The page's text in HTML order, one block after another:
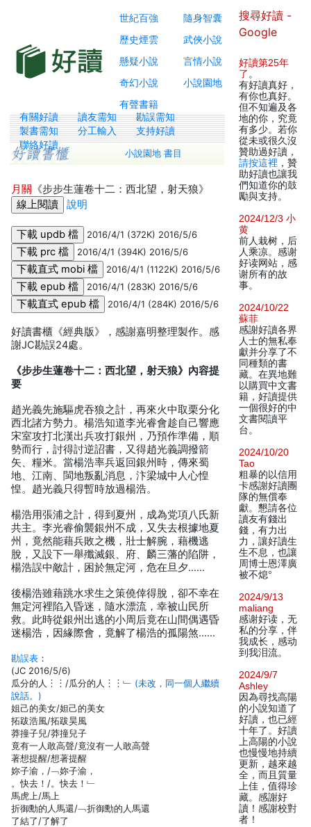
世紀百強
隨身智囊
歷史煙雲
武俠小說
懸疑小說
言情小說
奇幻小說
小說園地
有聲書籍
有關好讀 讀友需知
勘誤需知
製書需知
分工輸入
支持好讀
聯絡好讀
小說園地 書目
月關 《步步生蓮卷十二：西北望，射天狼》
說明
2016/4/1 (372K) 2016/5/6
2016/4/1 (394K) 2016/5/6
2016/4/1 (1122K) 2016/5/6
2016/4/1 (283K) 2016/5/6
2016/4/1 (284K) 2016/5/6
好讀書櫃《經典版》，感謝嘉明整理製作。感
謝JC勘誤24處。
《步步生蓮卷十二：西北望，射天狼》內容提
要
趙光義先施驅虎吞狼之計，再來火中取栗分化
西北諸方勢力。楊浩知道李光睿會趁自己響應
宋室攻打北漢出兵攻打銀州，乃預作準備，順
勢而行，討得討逆詔書，又得趙光義調撥箭
矢、糧米。當楊浩率兵返回銀州時，傳來蜀
地、江南、閩地叛亂消息，汴梁城中人心惶
惶。趙光義只得暫時放過楊浩。
楊浩用張浦之計，得到夏州，成為党項八氏新
共主。李光睿偷襲銀州不成，又失去根據地夏
州，竟然能藉兵敗之機，壯士解腕，藉機逃
脫，又設下一舉殲滅銀、府、麟三藩的陷阱，
楊浩誤中敵計，困於無定河，危在旦夕……
後楊浩雖藉跳水求生之策僥倖得脫，卻不幸在
無定河裡陷入昏迷，隨水漂流，幸被山民所
救。此時從銀州出逃的小周后竟在山間偶遇昏
迷楊浩，因緣際會，竟解了楊浩的孤陽煞……
勘誤表 ：
(JC 2016/5/6)
瓜分的人︙︙/瓜分的人︙︙﹂ (未改，同一個人繼續
說話。)
姐己的美女/妲己的美女
拓跋浩風/拓跋昊風
莽撞子兒/莽撞兒子
竟有一人敢高聲/竟沒有一人敢高聲
著想提醒/想著提醒
妳子渝，/﹁妳子渝，
。快去！/。快去！﹂
馬虎上/馬上
折御勳的人馬還/﹁折御勳的人馬還
了結了/了解了
搜尋好讀 -
Google
好讀第25年
了 。
有好讀真好，
有你也真好。
但不知遍及各
地的你，究竟
有多少。若你
從未或很久沒
贊助過好讀，
請按這裡 ，贊
助好讀也讓我
們知道你的鼓
勵與支持。
2024/12/3 小
黄
前人栽树，后
人乘凉。感谢
好读网站，感
谢所有的故
事。
2024/10/22
蘇菲
感謝好讀各界
人士的無私奉
獻并分享了不
同種類的書
藏。在異地難
以購買中文書
籍，好讀提供
一個很好的中
文書閱讀平
台。
2024/10/20
Tao
粗暴的以信用
卡感謝好讀團
隊的無償奉
獻。懇請各位
讀友有錢出
錢，有力出
力，讓好讀生
生不息，也讓
周博士恩澤廣
被不熄°
2024/9/13
maliang
感谢好读，无
私的分享，伴
我成长，感动
到我泪流。
2024/9/7
Ashley
因為尋找高陽
的小說知道了
好讀，也已經
十年了。好讀
上高陽的小說
也慢慢地持續
更新，越來越
全，而且質量
上佳，值得珍
藏。感謝好
讀！感謝校對
者！